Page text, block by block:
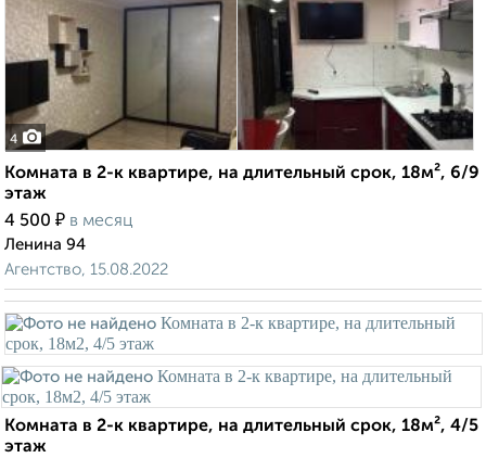
4
Комната в 2-к квартире, на длительный срок, 18м², 6/9
этаж
4 500 ₽ в месяц
Ленина 94
Агентство, 15.08.2022
Комната в 2-к квартире, на длительный срок, 18м², 4/5
этаж